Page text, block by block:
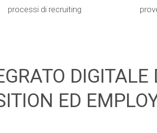
processi di recruiting
DIGITALE
ED